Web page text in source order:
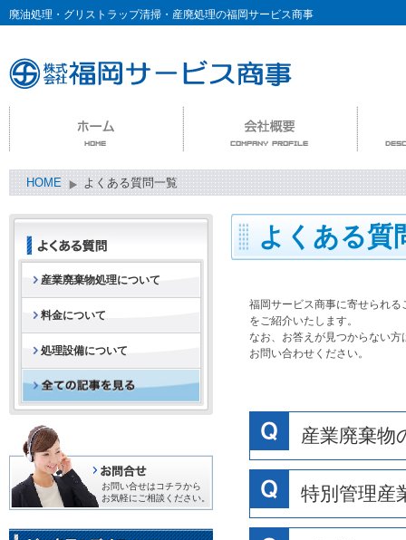
廃油処理・グリストラップ清掃・産廃処理の福岡サービス商事
HOME よくある質問一覧
産業廃棄物処理について
料金について
処理設備について
お問い合せはコチラから
お気軽にご相談ください。
よくある質
福岡サービス商事に寄せられる
をご紹介いたします。
なお、お答えが見つからない方
お問い合わせください。
産業廃棄物
特別管理産